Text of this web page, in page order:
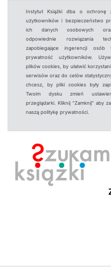
Instytut Książki dba o ochronę
użytkowników i bezpieczeństwo
ich danych osobowych
odpowiednie rozwiązania
zapobiegające ingerencji osób
prywatność użytkowników.
plików cookies, by ułatwić
serwisów oraz do celów
chcesz, by pliki cookies były
Twoim dysku zmień
przeglądarki. Kliknij "Zamknij" aby
naszą politykę prywatności.